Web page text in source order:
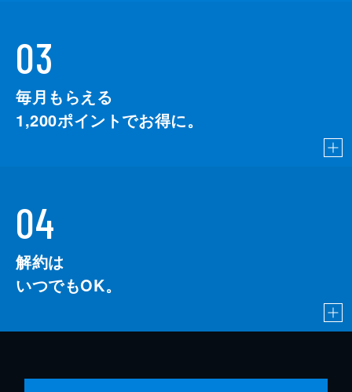
03
毎月もらえる
1,200ポイントでお得に。
04
解約は
いつでもOK。